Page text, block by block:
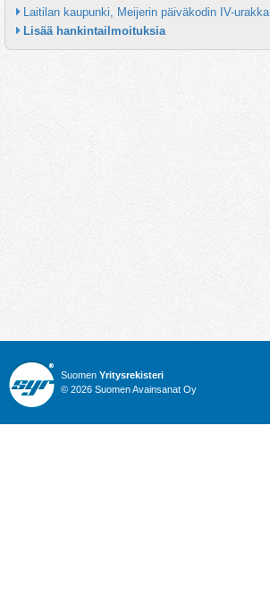
Laitilan kaupunki, Meijerin päiväkodin IV-urakka
Lisää hankintailmoituksia
Suomen Yritysrekisteri
© 2026 Suomen Avainsanat Oy